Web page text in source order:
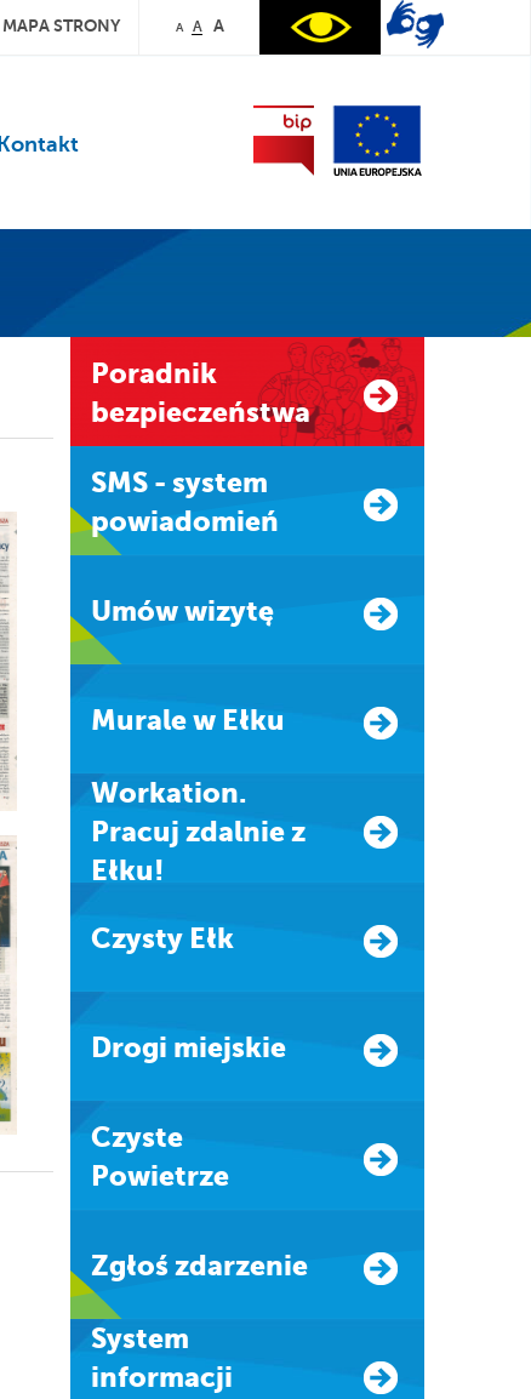
MAPA STRONY A A A
Kontakt
Poradnik
bezpieczeństwa
SMS - system
powiadomień
Umów wizytę
Murale w Ełku
Workation.
Pracuj zdalnie z
Ełku!
Czysty Ełk
Drogi miejskie
Czyste
Powietrze
Zgłoś zdarzenie
system
informacji